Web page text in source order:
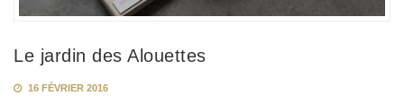
Le jardin des Alouettes
16 FÉVRIER 2016